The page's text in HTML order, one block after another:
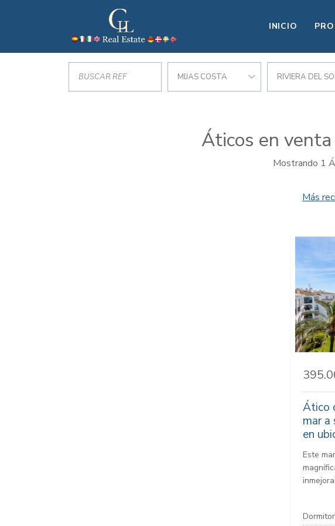
INICIO
MIJAS COSTA RIVIERA DEL
Áticos en
Mostrando 1
Más
Ático
mar a
en
Este